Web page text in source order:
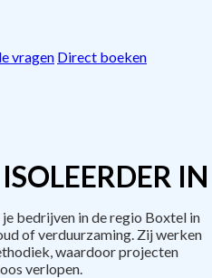
vragen Direct boeken
IN
bedrijven in de regio Boxtel in
of verduurzaming. Zij werken
waardoor projecten
verlopen.